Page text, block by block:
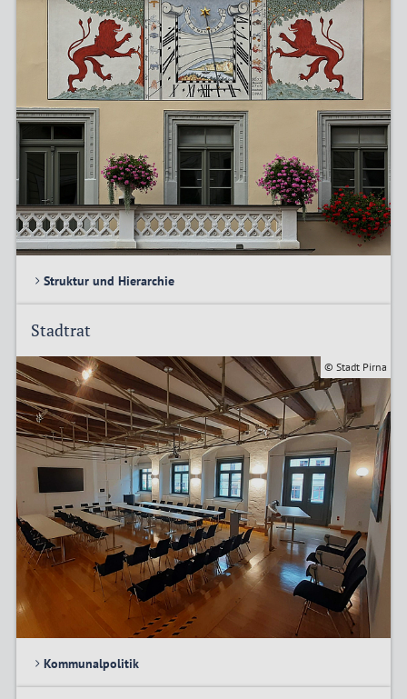
Struktur und Hierarchie
Stadtrat
© Stadt Pirna
Kommunalpolitik